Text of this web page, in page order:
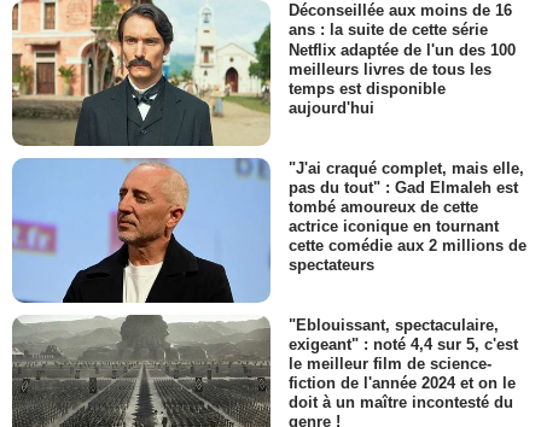
Déconseillée aux moins de 16
ans : la suite de cette série
Netflix adaptée de l'un des 100
meilleurs livres de tous les
temps est disponible
aujourd'hui
"J'ai craqué complet, mais elle,
pas du tout" : Gad Elmaleh est
tombé amoureux de cette
actrice iconique en tournant
cette comédie aux 2 millions de
spectateurs
"Eblouissant, spectaculaire,
exigeant" : noté 4,4 sur 5, c'est
le meilleur film de science-
fiction de l'année 2024 et on le
doit à un maître incontesté du
genre !